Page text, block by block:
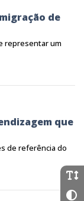
de
representar um
que
de referência do